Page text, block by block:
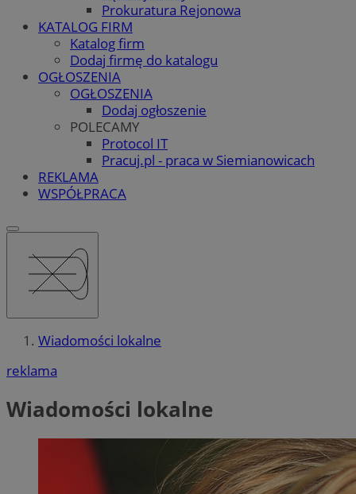
Prokuratura Rejonowa
KATALOG FIRM
Katalog firm
Dodaj firmę do katalogu
OGŁOSZENIA
OGŁOSZENIA
Dodaj ogłoszenie
POLECAMY
Protocol IT
Pracuj.pl - praca w Siemianowicach
REKLAMA
WSPÓŁPRACA
Wiadomości lokalne
reklama
Wiadomości lokalne